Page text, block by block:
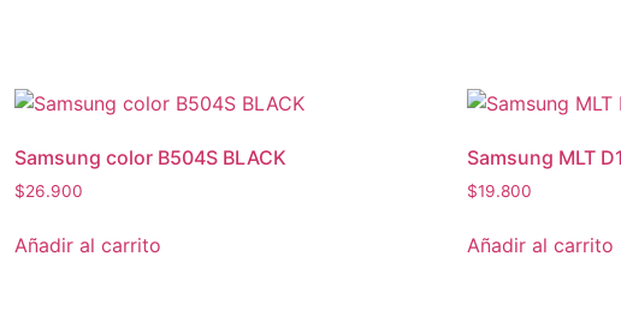
Samsung color B504S BLACK
$26.900
Añadir al carrito
Samsung MLT
$19.800
Añadir al carrito